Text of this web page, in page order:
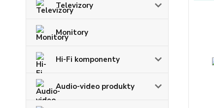
Televizory
Monitory
Hi-Fi komponenty
Audio-video produkty